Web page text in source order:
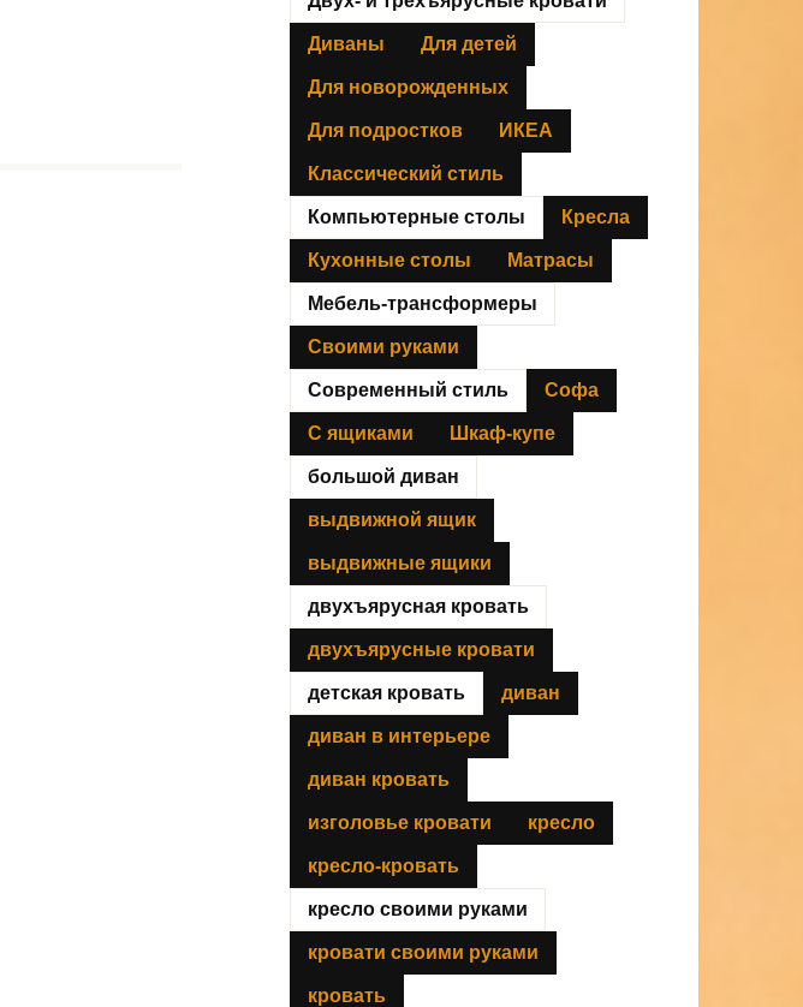
Диваны Для детей
Для новорожденных
Для подростков ИКЕА
Классический стиль
Компьютерные столы Кресла
Кухонные столы Матрасы
Мебель-трансформеры
Своими руками
Современный стиль Софа
С ящиками Шкаф-купе
большой диван
выдвижной ящик
выдвижные ящики
двухъярусная кровать
двухъярусные кровати
детская кровать диван
диван в интерьере
диван кровать
изголовье кровати кресло
кресло-кровать
кресло своими руками
кровати своими руками
кровать